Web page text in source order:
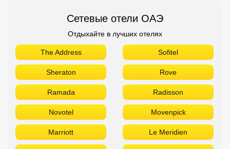
Сетевые отели ОАЭ
Отдыхайте в лучших отелях
The Address Sofitel
Sheraton Rove
Ramada Radisson
Novotel Movenpick
Marriott Le Meridien